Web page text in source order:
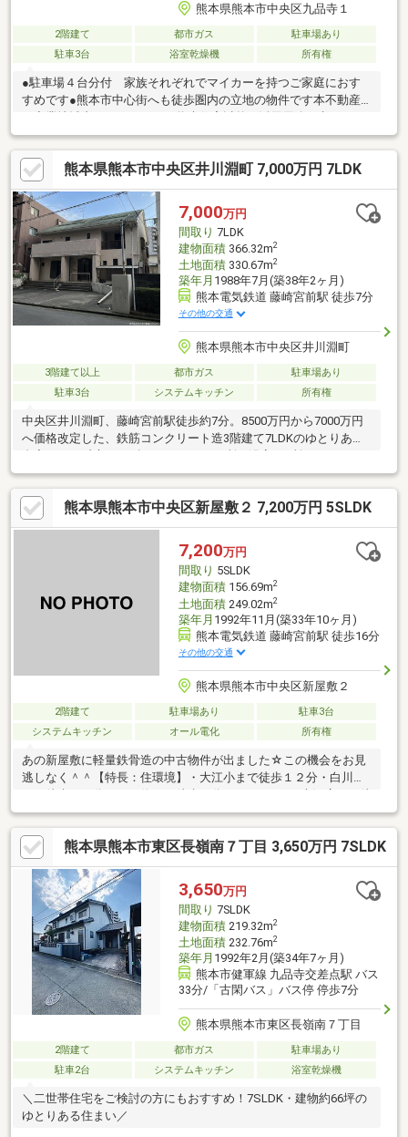
熊本県熊本市中央区九品寺１
2階建て 都市ガス
駐車場あり
駐車3台
浴室乾燥機 所有権
●駐車場４台分付 家族それぞれでマイカーを持つご家庭におす
すめです●熊本市中心街へも徒歩圏内の立地の物件です本不動産
る資産価値の高い物件です。現在空家となっている関係で、４台
の駐車スペースををそれぞれ月額１万円で賃貸契約中となってお
りますが、全て解約し自家用とすることも可能ですし、使わない
スペースはそのまま賃貸契約を引き継ぎ、賃料を得ることも可能
です。
熊本県熊本市中央区井川淵町 7,000万円 7LDK
7,000万円
間取り 7LDK
建物面積366.32m2
土地面積330.67m2
築年月 1988年7月(築38年2ヶ月)
熊本電気鉄道 藤崎宮前駅 徒歩7分
その他の交通
熊本県熊本市中央区井川淵町
3階建て以上 都市ガス
駐車場あり
駐車3台
システムキッチン 所有権
中央区井川淵町、藤崎宮前駅徒歩約7分。8500万円から7000万円
へ価格改定した、鉄筋コンクリート造3階建て7LDKのゆとりある
所を備え、二世帯や大家族、在宅ワークにも最適♪生活利便施設も
徒歩圏内の、都心近接の上質な住まい。
熊本県熊本市中央区新屋敷２ 7,200万円 5SLDK
7,200万円
間取り 5SLDK
建物面積156.69m2
土地面積249.02m2
築年月 1992年11月(築33年10ヶ月)
熊本電気鉄道 藤崎宮前駅 徒歩16分
その他の交通
熊本県熊本市中央区新屋敷２
2階建て 駐車場あり
駐車3台
システムキッチン
オール電化 所有権
あの新屋敷に軽量鉄骨造の中古物件が出ました☆この機会をお見
逃しなく＾＾【特長：住環境】・大江小まで徒歩１２分・白川中
歩１０分◎・前面道路６ｍでミニバンもラクラク駐車☆【特長：
建物】・オール電化仕様に変更☆・マンションなどありますが、
日当たりは良好です◎・売主様がメーカー定期点検もこまめに受
けており長く大事に住まわれていた美邸♪不動産のことなら、
（株）結不動産にご相談ください♪
熊本県熊本市東区長嶺南７丁目 3,650万円 7SLDK
3,650万円
間取り 7SLDK
建物面積219.32m2
土地面積232.76m2
築年月 1992年2月(築34年7ヶ月)
熊本市健軍線 九品寺交差点駅 バス
33分/「古閑バス」バス停 停歩7分
熊本県熊本市東区長嶺南７丁目
2階建て 都市ガス
駐車場あり
駐車2台
システムキッチン 浴室乾燥機
＼二世帯住宅をご検討の方にもおすすめ！7SLDK・建物約66坪の
ゆとりある住まい／